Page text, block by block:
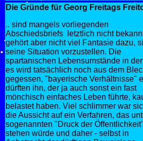
Die Gründe für Georg Freitags
.. sind mangels vorliegenden
Abschiedsbriefs letztlich nicht
gehört aber nicht viel Fantasie dazu,
seine Situation vorzustellen. Die
spartanischen Lebensumstände in
es wird tatsächlich noch aus dem
gegessen, "bayerische Verhältnisse"
dürften ihn, der ja auch sonst ein fast
mönchisch einfaches Leben führte,
belastet haben. Viel schlimmer war
die Aussicht auf ein Verfahren, das
sogenannten "Druck der Öffentlichkeit"
stehen würde und daher - selbst in